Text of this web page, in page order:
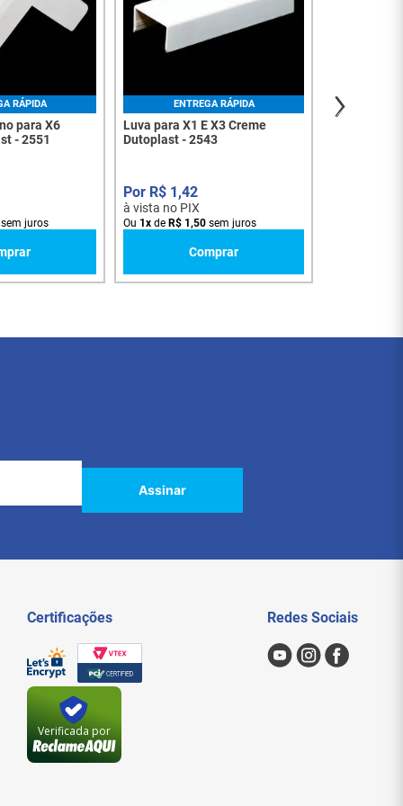
RÁPIDA
para X6
- 2551
sem juros
ENTREGA RÁPIDA
Luva para X1 E X3 Creme
Dutoplast - 2543
R$ 1,42
à vista no PIX
Ou 1x deR$ 1 ,50 sem juros
Comprar
Assinar
Certificações
Verificada por
Redes Sociais